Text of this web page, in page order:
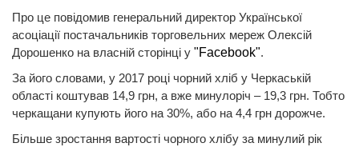
Про це повідомив генеральний директор Української
асоціації постачальників торговельних мереж Олексій
Дорошенко на власній сторінці у "Facebook".
За його словами, у 2017 році чорний хліб у Черкаській
області коштував 14,9 грн, а вже минулоріч – 19,3 грн. Тобто
черкащани купують його на 30%, або на 4,4 грн дорожче.
Більше зростання вартості чорного хлібу за минулий рік